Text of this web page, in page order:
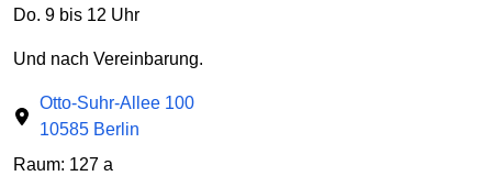
Do. 9 bis 12 Uhr
Und nach Vereinbarung.
Otto-Suhr-Allee 100
10585 Berlin
Raum: 127 a